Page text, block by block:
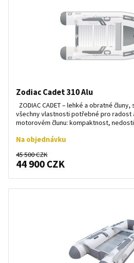
Zodiac Cadet 310 Alu
ZODIAC CADET – lehké a obratné
všechny vlastnosti potřebné pro radost
motorovém člunu: kompaktnost,
Na objednávku
45 500 CZK
44 900 CZK